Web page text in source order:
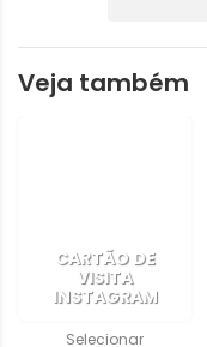
Veja também
CARTÃO DE
VISITA
INSTAGRAM
Selecionar